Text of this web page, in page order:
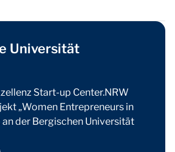
Universität
Start-up Center.NRW
„Women Entrepreneurs in
an der Bergischen Universität